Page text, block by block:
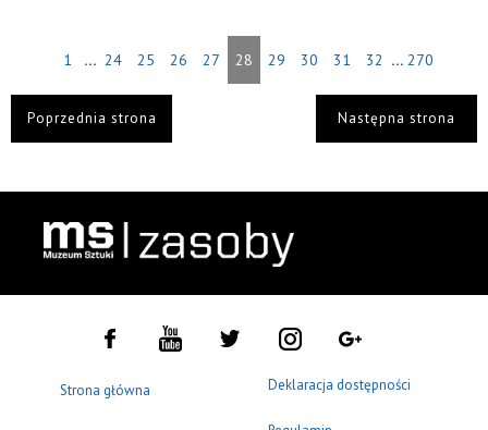
1 ... 24 25 26 27 28 29 30 31 32 ... 270
Poprzednia strona Następna strona
Strona główna Deklaracja dostępności